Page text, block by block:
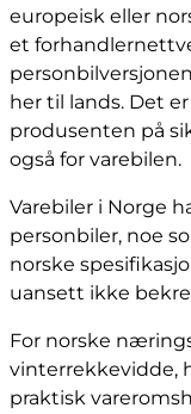
europeisk eller
et
her til lands. Det
produsenten på
også for varebilen.
Varebiler i Norge
personbiler, noe
norske
uansett ikke
For norske
vinterrekkevidde,
praktisk